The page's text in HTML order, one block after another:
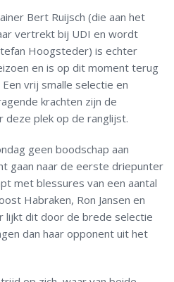
Bert Ruijsch (die aan het
vertrekt bij UDI en wordt
Hoogsteder) is echter
en is op dit moment terug
vrij smalle selectie en
krachten zijn de
deze plek op de ranglijst.
geen boodschap aan
gaan naar de eerste driepunter
met blessures van een aantal
Habraken, Ron Jansen en
lijkt dit door de brede selectie
dan haar opponent uit het